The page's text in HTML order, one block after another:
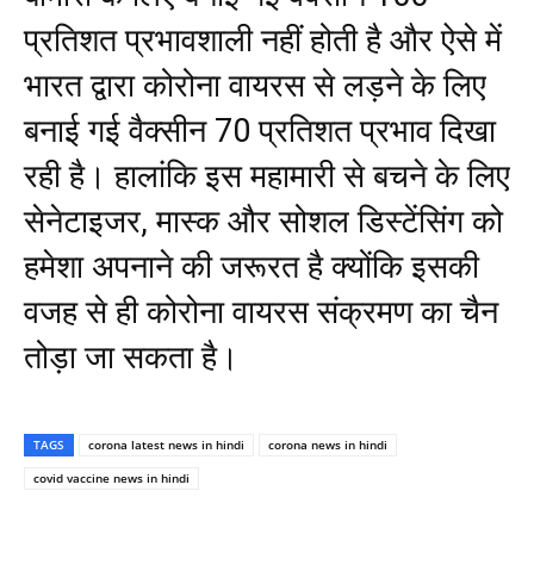
प्रतिशत प्रभावशाली नहीं होती है और ऐसे में
भारत द्वारा कोरोना वायरस से लड़ने के लिए
बनाई गई वैक्सीन 70 प्रतिशत प्रभाव दिखा
रही है। हालांकि इस महामारी से बचने के लिए
सेनेटाइजर, मास्क और सोशल डिस्टेंसिंग को
हमेशा अपनाने की जरूरत है क्योंकि इसकी
वजह से ही कोरोना वायरस संक्रमण का चैन
तोड़ा जा सकता है।
TAGS corona latest news in hindi
corona news in hindi
covid vaccine news in hindi